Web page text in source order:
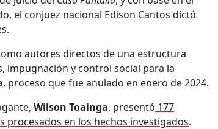
el conjuez nacional Edison Cantos dictó
autores directos de una estructura
impugnación y control social para la
, proceso que fue anulado en enero de 2024.
Wilson Toainga, presentó 177
procesados en los hechos investigados.